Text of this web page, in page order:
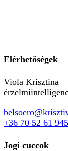
Elérhetőségek
Viola Krisztina
+36 70 52 61 945
Jogi cuccok